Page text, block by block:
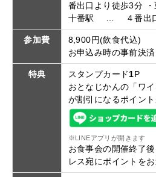
番出口より徒歩3分
十番駅 … ４番出
参加費
8,900円(飲食代込)
お申込み時の事前決済
特典 スタンプカード1P
おとなじかんの「ワ
が割引になるポイント
※LINEアプリが開きます
お食事会の開催終了
レス宛にポイントをお